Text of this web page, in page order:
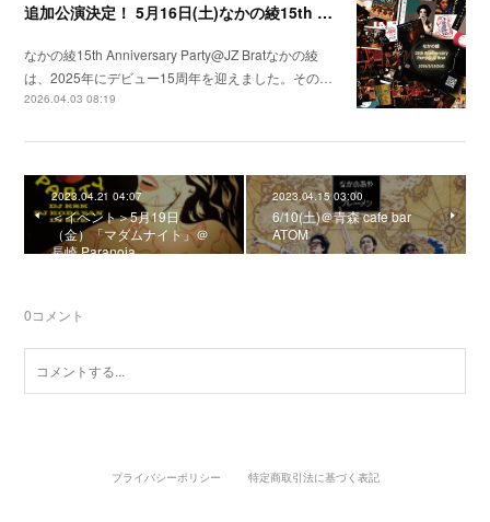
追加公演決定！ 5月16日(土)なかの綾15th Anniversary Party@JZ Brat
なかの綾15th Anniversary Party@JZ Bratなかの綾
は、2025年にデビュー15周年を迎えました。その…
2026.04.03 08:19
2023.04.21 04:07
＜イベント＞5月19日
（金）「マダムナイト」＠
長崎 Paranoia
2023.04.15 03:00
6/10(土)＠青森 cafe bar
ATOM
0コメント
プライバシーポリシー 特定商取引法に基づく表記